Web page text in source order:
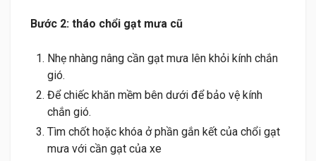
Bước 2: tháo chổi gạt mưa cũ
Nhẹ nhàng nâng cần gạt mưa lên khỏi kính chắn
gió.
Để chiếc khăn mềm bên dưới để bảo vệ kính
chắn gió.
Tìm chốt hoặc khóa ở phần gắn kết của chổi gạt
mưa với cần gạt của xe